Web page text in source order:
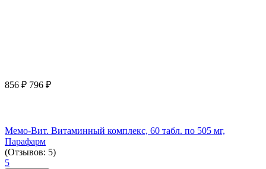
856 ₽ 796 ₽
Мемо-Вит. Витаминный комплекс, 60 табл. по 505 мг,
Парафарм
(Отзывов: 5)
5